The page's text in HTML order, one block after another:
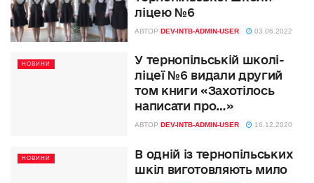
ліцею №6
АВТОР DEV-INTB-ADMIN-USER 03.06.2022
НОВИНИ
У тернопільській школі-
ліцеї №6 видали другий
том книги «Захотілось
написати про…»
АВТОР DEV-INTB-ADMIN-USER 16.12.2020
НОВИНИ
В одній із тернопільських
шкіл виготовляють мило